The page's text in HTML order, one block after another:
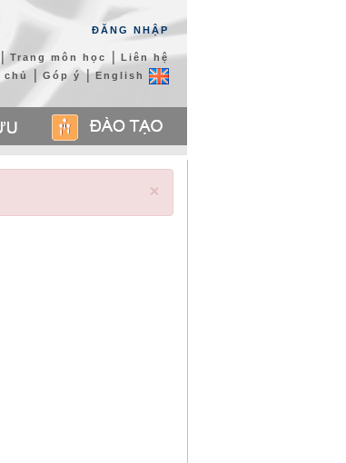
ĐĂNG NHẬP
| Trang môn học | Liên hệ
chủ | Góp ý|English
×